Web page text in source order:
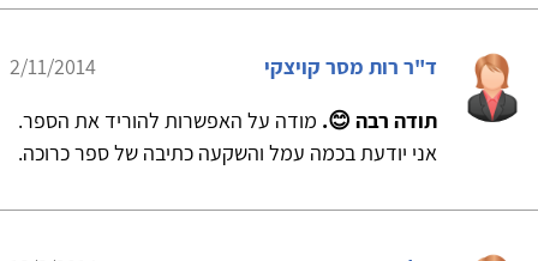
ד"ר רות מסר קויצקי
2/11/2014
תודה רבה 😊. מודה על האפשרות להוריד את הספר.
אני יודעת בכמה עמל והשקעה כתיבה של ספר כרוכה.